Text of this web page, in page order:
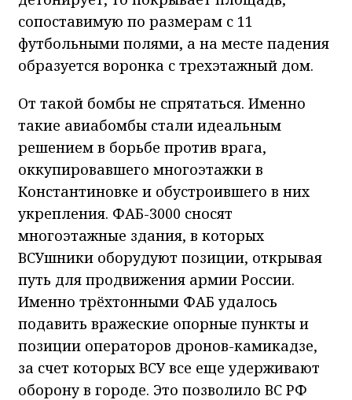
сопоставимую по размерам с 11
футбольными полями, а на месте падения
образуется воронка с трехэтажный дом.
От такой бомбы не спрятаться. Именно
такие авиабомбы стали идеальным
решением в борьбе против врага,
оккупировавшего многоэтажки в
Константиновке и обустроившего в них
укрепления. ФАБ-3000 сносят
многоэтажные здания, в которых
ВСУшники оборудуют позиции, открывая
путь для продвижения армии России.
Именно трёхтонными ФАБ удалось
подавить вражеские опорные пункты и
позиции операторов дронов-камикадзе,
за счет которых ВСУ все еще удерживают
оборону в городе. Это позволило ВС РФ